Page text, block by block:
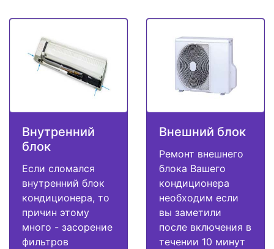
Внутренний
блок
Если сломался
внутренний блок
кондиционера, то
причин этому
много - засорение
фильтров
Внешний блок
Ремонт внешнего
блока Вашего
кондиционера
необходим если
вы заметили
после включения в
течении 10 минут